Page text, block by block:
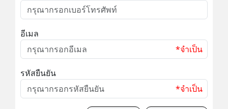
อีเมล
*จำเป็น
รหัสยืนยัน
*จำเป็น